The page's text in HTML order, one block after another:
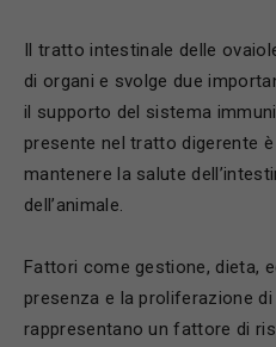
Il tratto intestinale delle
di organi e svolge due
il supporto del sistema
presente nel tratto digerente
mantenere la salute
dell’animale.
Fattori come gestione, dieta,
presenza e la proliferazione
rappresentano un fattore di